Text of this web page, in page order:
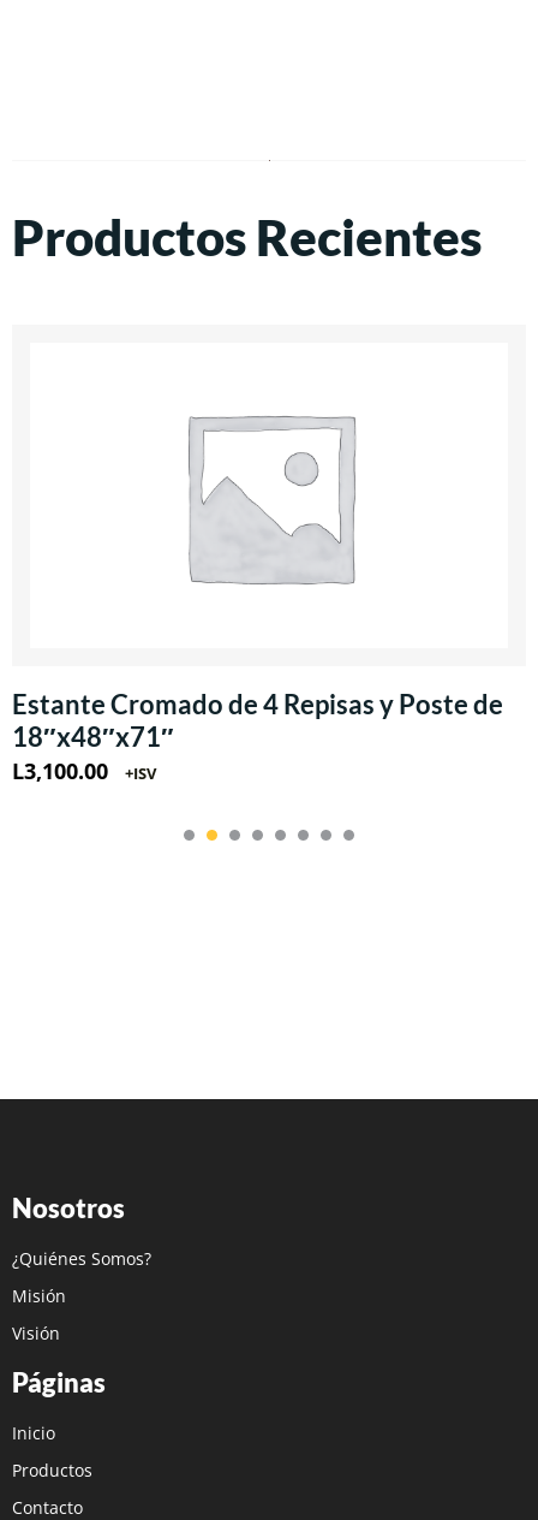
Productos Recientes
Estante Cromado de 4 Repisas y Poste de
18″x48″x71″
L3,100.00 +ISV
Nosotros
¿Quiénes Somos?
Misión
Visión
Páginas
Inicio
Productos
Contacto